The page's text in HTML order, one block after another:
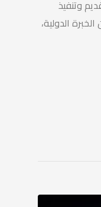
وتنفيذ
يمتلك فريقنا أكثر من 30 عاماً من الخبرة الدولية،